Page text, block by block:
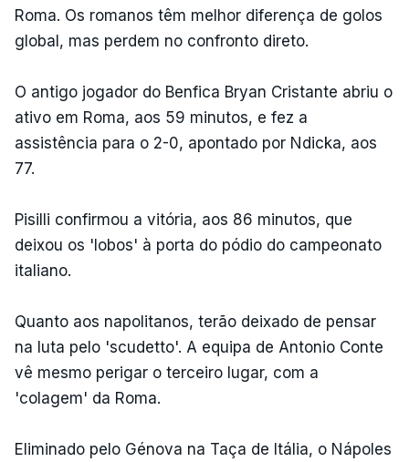
Roma. Os romanos têm melhor diferença de golos
global, mas perdem no confronto direto.
O antigo jogador do Benfica Bryan Cristante abriu o
ativo em Roma, aos 59 minutos, e fez a
assistência para o 2-0, apontado por Ndicka, aos
77.
Pisilli confirmou a vitória, aos 86 minutos, que
deixou os 'lobos' à porta do pódio do campeonato
italiano.
Quanto aos napolitanos, terão deixado de pensar
na luta pelo 'scudetto'. A equipa de Antonio Conte
vê mesmo perigar o terceiro lugar, com a
'colagem' da Roma.
Eliminado pelo Génova na Taça de Itália, o Nápoles